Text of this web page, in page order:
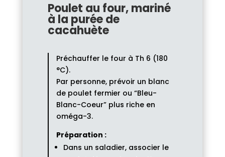
Poulet au four, mariné
à la purée de
cacahuète
Préchauffer le four à Th 6 (180
°C).
Par personne, prévoir un blanc
de poulet fermier ou “Bleu-
Blanc-Coeur” plus riche en
oméga-3.
Préparation :
Dans un saladier, associer le